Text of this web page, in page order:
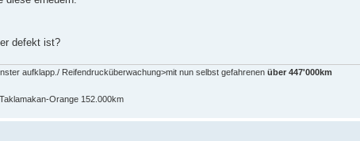
defekt ist?
aufklapp./ Reifendrucküberwachung>mit nun selbst gefahrenen über 447'000km
Orange 152.000km